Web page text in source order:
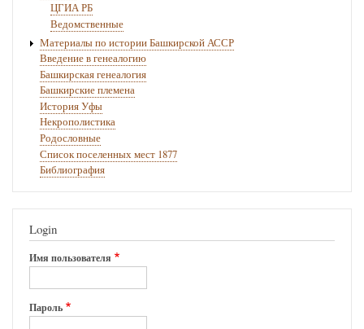
ЦГИА РБ
Ведомственные
Материалы по истории Башкирской АССР
Введение в генеалогию
Башкирская генеалогия
Башкирские племена
История Уфы
Некрополистика
Родословные
Список поселенных мест 1877
Библиография
Login
Имя пользователя
Пароль